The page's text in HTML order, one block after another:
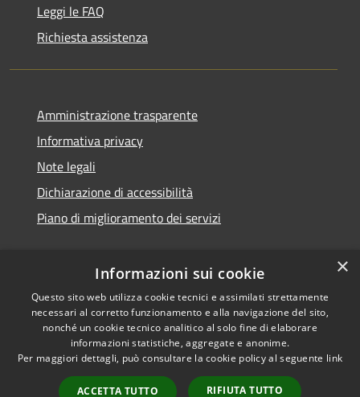
Leggi le FAQ
Richiesta assistenza
Amministrazione trasparente
Informativa privacy
Note legali
Dichiarazione di accessibilità
Piano di miglioramento dei servizi
RSS
Accessibilità
Privacy
Cookie
Mappa del sito
Copyright © 2026 • Comune di
Treviglio • Powered by
Municipium•Accesso
redazione
×
Informazioni sui cookie
Questo sito web utilizza cookie tecnici e assimilati strettamente
necessari al corretto funzionamento e alla navigazione del sito,
nonché un cookie tecnico analitico al solo fine di elaborare
informazioni statistiche, aggregate e anonime.
Per maggiori dettagli, può consultare la cookie policy al seguente link
ACCETTA TUTTO RIFIUTA TUTTO